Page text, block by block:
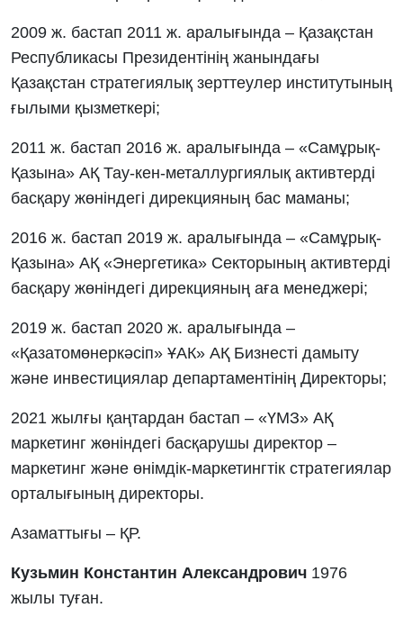
2009 ж. бастап 2011 ж. аралығында – Қазақстан
Республикасы Президентінің жанындағы
Қазақстан стратегиялық зерттеулер институтының
ғылыми қызметкері;
2011 ж. бастап 2016 ж. аралығында – «Самұрық-
Қазына» АҚ Тау-кен-металлургиялық активтерді
басқару жөніндегі дирекцияның бас маманы;
2016 ж. бастап 2019 ж. аралығында – «Самұрық-
Қазына» АҚ «Энергетика» Секторының активтерді
басқару жөніндегі дирекцияның аға менеджері;
2019 ж. бастап 2020 ж. аралығында –
«Қазатомөнеркәсіп» ҰАК» АҚ Бизнесті дамыту
және инвестициялар департаментінің Директоры;
2021 жылғы қаңтардан бастап – «ҮМЗ» АҚ
маркетинг жөніндегі басқарушы директор –
маркетинг және өнімдік-маркетингтік стратегиялар
орталығының директоры.
Азаматтығы – ҚР.
Кузьмин Константин Александрович 1976
жылы туған.